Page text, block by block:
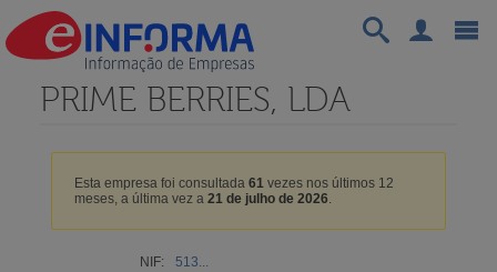
PRIME BERRIES, LDA
Esta empresa foi consultada 61vezes nos últimos 12
meses, a última vez a 21 de julho de 2026.
NIF:
513...